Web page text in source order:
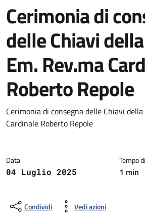
Cerimonia di
delle Chiavi
Em. Rev.ma
Roberto Repole
Dettagli della
Cerimonia di consegna delle Chiavi
Cardinale Roberto Repole
Data:
04 Luglio 2025
Tempo
1 min
Condividi Vedi azioni